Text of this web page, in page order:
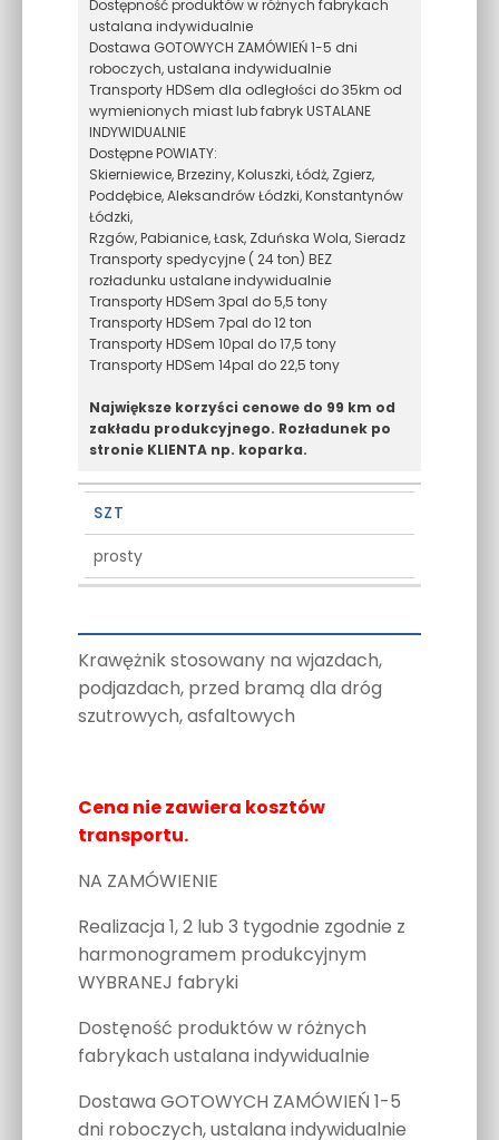
Dostępność produktów w różnych fabrykach
ustalana indywidualnie
Dostawa GOTOWYCH ZAMÓWIEŃ 1-5 dni
roboczych, ustalana indywidualnie
Transporty HDSem dla odległości do 35km od
wymienionych miast lub fabryk USTALANE
INDYWIDUALNIE
Dostępne POWIATY:
Skierniewice, Brzeziny, Koluszki, Łódż, Zgierz,
Poddębice, Aleksandrów Łódzki, Konstantynów
Łódzki,
Rzgów, Pabianice, Łask, Zduńska Wola, Sieradz
Transporty spedycyjne ( 24 ton) BEZ
rozładunku ustalane indywidualnie
Transporty HDSem 3pal do 5,5 tony
Transporty HDSem 7pal do 12 ton
Transporty HDSem 10pal do 17,5 tony
Transporty HDSem 14pal do 22,5 tony
Największe korzyści cenowe do 99 km od
zakładu produkcyjnego. Rozładunek po
stronie KLIENTA np. koparka.
SZT
prosty
Krawężnik stosowany na wjazdach,
podjazdach, przed bramą dla dróg
szutrowych, asfaltowych
Cena nie zawiera kosztów
transportu.
NA ZAMÓWIENIE
Realizacja 1, 2 lub 3 tygodnie zgodnie z
harmonogramem produkcyjnym
WYBRANEJ fabryki
Dostęność produktów w różnych
fabrykach ustalana indywidualnie
Dostawa GOTOWYCH ZAMÓWIEŃ 1-5
dni roboczych, ustalana indywidualnie